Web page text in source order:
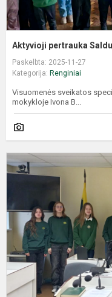
Aktyvioji pertrauka
Paskelbta: 2025-11-27
Kategorija: Renginiai
Visuomenės sveikatos
mokykloje Ivona B...